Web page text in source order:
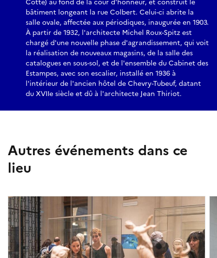
Cotte) au fond de la cour d'honneur, et construit le
bâtiment longeant la rue Colbert. Celui-ci abrite la
salle ovale, affectée aux périodiques, inaugurée en 1903.
À partir de 1932, l'architecte Michel Roux-Spitz est
chargé d'une nouvelle phase d'agrandissement, qui voit
la réalisation de nouveaux magasins, de la salle des
catalogues en sous-sol, et de l'ensemble du Cabinet des
Estampes, avec son escalier, installé en 1936 à
l'intérieur de l'ancien hôtel de Chevry-Tubeuf, datant
du XVIIe siècle et dû à l'architecte Jean Thiriot.
Autres événements dans ce
lieu